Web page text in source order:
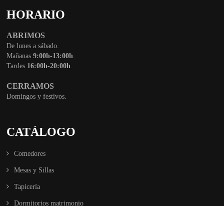
HORARIO
ABRIMOS
De lunes a sábado.
Mañanas9:00h-13:00h
Tardes 16:00h-20:00h
CERRAMOS
Domingos y festivos.
CATÁLOGO
Comedores
Mesas y Sillas
Tapicería
Dormitorios matrimonio